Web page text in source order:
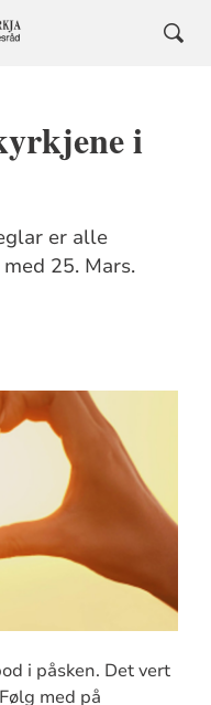
i
er alle
25. Mars.
i påsken. Det vert
med på